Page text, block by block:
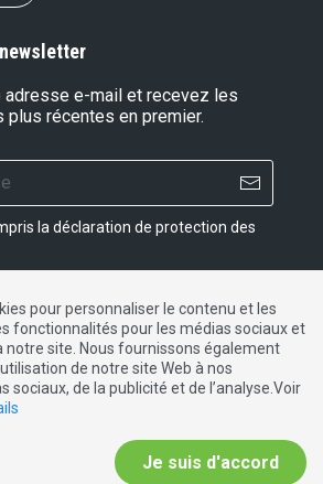
e-mail et recevez les
plus récentes en premier.
la déclaration de protection des
des données|Contact
pour personnaliser le contenu et les
fonctionnalités pour les médias sociaux et
notre site. Nous fournissons également
de notre site Web à nos
sociaux, de la publicité et de l’analyse.Voir
Je suis d'accord